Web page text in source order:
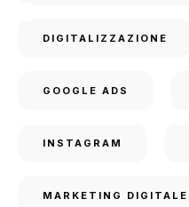
DIGITALIZZAZIONE
GOOGLE ADS
INSTAGRAM
MARKETING DIGITALE